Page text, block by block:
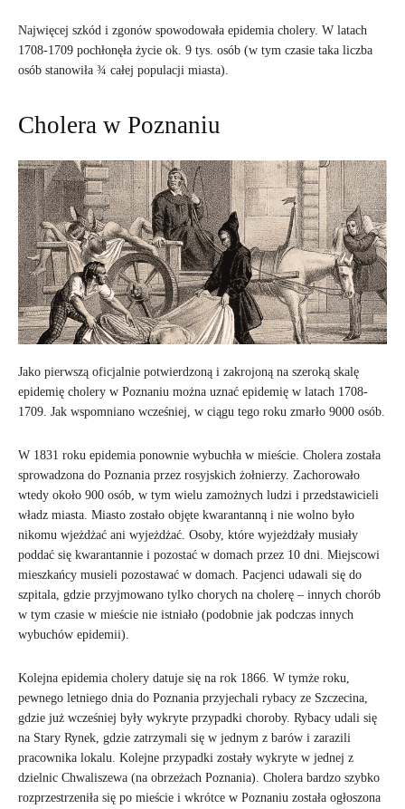
Najwięcej szkód i zgonów spowodowała epidemia cholery. W latach
1708-1709 pochłonęła życie ok. 9 tys. osób (w tym czasie taka liczba
osób stanowiła ¾ całej populacji miasta).
Cholera w Poznaniu
Jako pierwszą oficjalnie potwierdzoną i zakrojoną na szeroką skalę
epidemię cholery w Poznaniu można uznać epidemię w latach 1708-
1709. Jak wspomniano wcześniej, w ciągu tego roku zmarło 9000 osób.
W 1831 roku epidemia ponownie wybuchła w mieście. Cholera została
sprowadzona do Poznania przez rosyjskich żołnierzy. Zachorowało
wtedy około 900 osób, w tym wielu zamożnych ludzi i przedstawicieli
władz miasta. Miasto zostało objęte kwarantanną i nie wolno było
nikomu wjeżdżać ani wyjeżdżać. Osoby, które wyjeżdżały musiały
poddać się kwarantannie i pozostać w domach przez 10 dni. Miejscowi
mieszkańcy musieli pozostawać w domach. Pacjenci udawali się do
szpitala, gdzie przyjmowano tylko chorych na cholerę – innych chorób
w tym czasie w mieście nie istniało (podobnie jak podczas innych
wybuchów epidemii).
Kolejna epidemia cholery datuje się na rok 1866. W tymże roku,
pewnego letniego dnia do Poznania przyjechali rybacy ze Szczecina,
gdzie już wcześniej były wykryte przypadki choroby. Rybacy udali się
na Stary Rynek, gdzie zatrzymali się w jednym z barów i zarazili
pracownika lokalu. Kolejne przypadki zostały wykryte w jednej z
dzielnic Chwaliszewa (na obrzeżach Poznania). Cholera bardzo szybko
rozprzestrzeniła się po mieście i wkrótce w Poznaniu została ogłoszona